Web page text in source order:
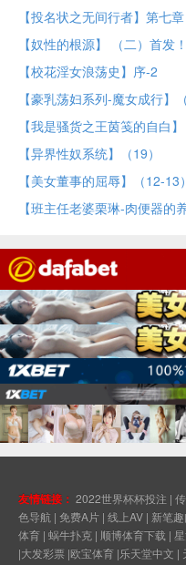
【投名状之无间行者】第七章
【奴性的根源】 （二）首发！
【校花淫女浪荡史】序-2
【豪乳荡妇系列-魔女成行】
【我是骚货之王茵笺的自白】
【异界性奴系统】（19）
【美女董事的屈辱】（12-13）
【班主任老婆栗琳-肉便器的
友情链接： 2022世界杯杯投注 |
色导航 | 免费A片 | 线上AV | 新笔
体育 | 蜗牛扑克 | 顺博体育下载 |
|大发彩票 |欧宝体育 |乐天堂中文 |